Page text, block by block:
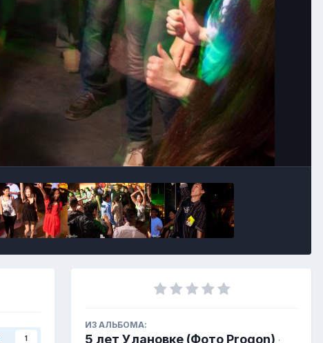
1
ИЗ АЛЬБОМА:
5 лет Улановке (Фото Progon) ·